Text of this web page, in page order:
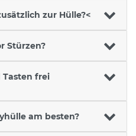
zur Hülle?<
Stürzen?
Tasten frei
am besten?